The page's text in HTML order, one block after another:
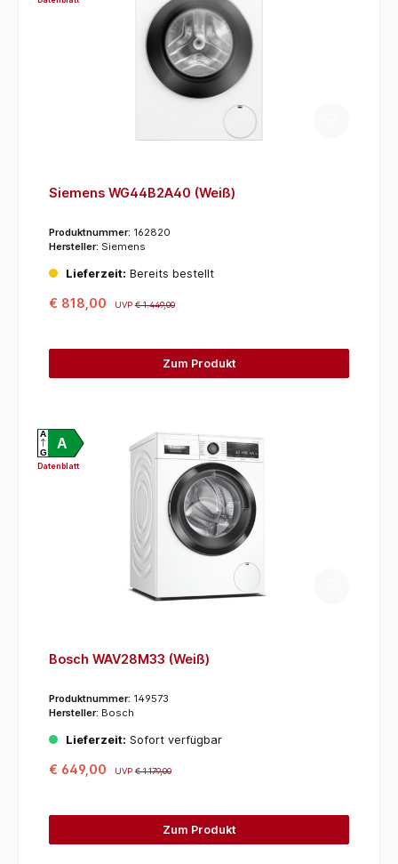
Siemens WG44B2A40 (Weiß)
Produktnummer: 162820
Hersteller: Siemens
Lieferzeit: Bereits bestellt
€ 818,00 UVP€ 1.449,00
Zum Produkt
A
A
G
Datenblatt
Bosch WAV28M33 (Weiß)
Produktnummer: 149573
Hersteller: Bosch
Lieferzeit: Sofort verfügbar
€ 649,00 UVP€ 1.179,00
Zum Produkt